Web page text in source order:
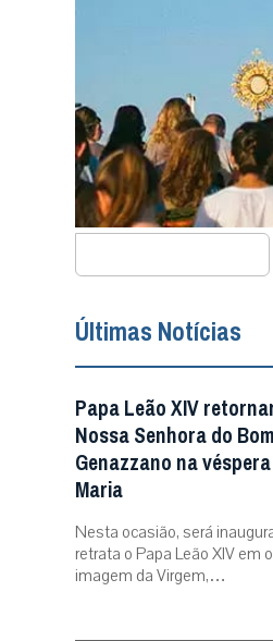
Últimas Notícias
Papa Leão XIV
Nossa Senhora do
Genazzano na
Maria
Nesta ocasião, será
retrata o Papa Leão XIV em
imagem da Virgem,…